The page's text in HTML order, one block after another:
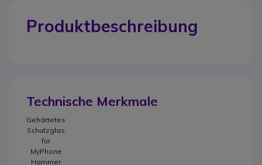
Produktbeschreibung
Technische Merkmale
Gehärtetes
Schutzglas
für
MyPhone
Hammer